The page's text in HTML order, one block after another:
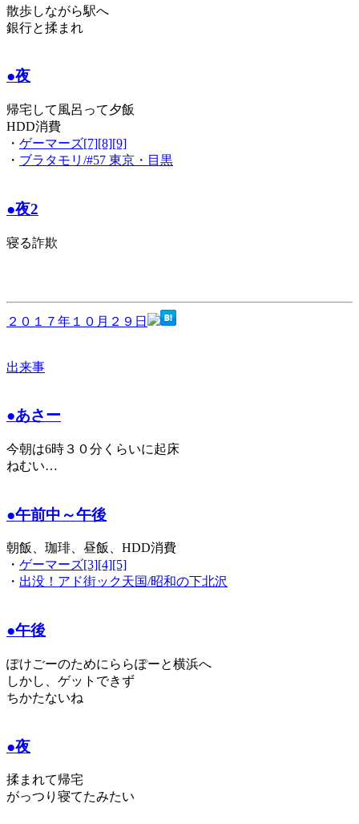
散歩しながら駅へ
銀行と揉まれ
●夜
帰宅して風呂って夕飯
HDD消費
・ ゲーマーズ[7][8][9]
・ ブラタモリ/#57 東京・目黒
●夜2
寝る詐欺
２０１７年１０月２９日
出来事
●あさー
今朝は6時３０分くらいに起床
ねむい…
●午前中～午後
朝飯、珈琲、昼飯、HDD消費
・ ゲーマーズ[3][4][5]
・ 出没！アド街ック天国/昭和の下北沢
●午後
ぽけごーのためにららぽーと横浜へ
しかし、ゲットできず
ちかたないね
●夜
揉まれて帰宅
がっつり寝てたみたい